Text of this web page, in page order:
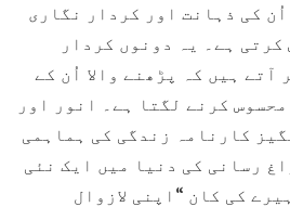
کی ذہانت اور کردار نگاری
ہے۔ یہ دونوں کردار
آتے ہیں کہ پڑھنے والا اُن کے
کرنے لگتا ہے۔ انور اور
کارنامہ زندگی کی ہماہمی
رسانی کی دنیا میں ایک نئی
کی کان “اپنی لازوال